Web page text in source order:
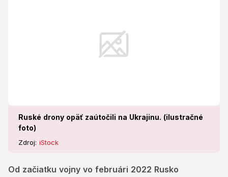
Ruské drony opäť zaútočili na Ukrajinu. (ilustračné
foto)
Zdroj: iStock
Od začiatku vojny vo februári 2022 Rusko